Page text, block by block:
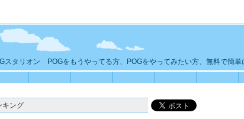
スタリオン POGをもうやってる方、POGをやってみたい方、無料で簡単
キング